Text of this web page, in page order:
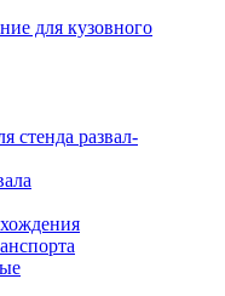
для кузовного
стенда развал-